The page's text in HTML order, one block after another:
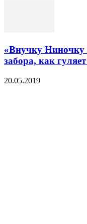
«Внучку Ниночку
забора, как
20.05.2019